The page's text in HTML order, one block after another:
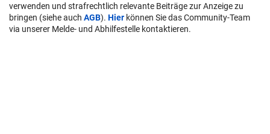
verwenden und strafrechtlich relevante Beiträge zur Anzeige zu
bringen (siehe auch AGB). Hier können Sie das Community-Team
via unserer Melde- und Abhilfestelle kontaktieren.